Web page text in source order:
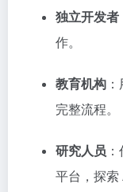
独立开发者
作。
教育机构
完整流程。
研究人员
平台，探索